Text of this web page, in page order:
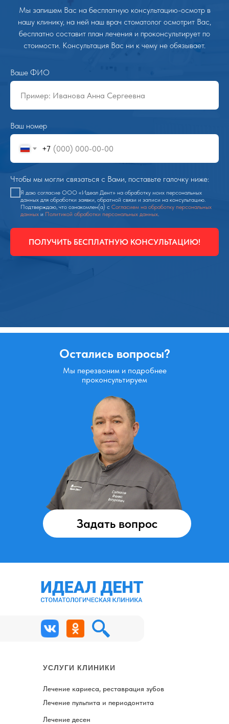
Мы запишем Вас на бесплатную консультацию-осмотр в
нашу клинику, на ней наш врач стоматолог осмотрит Вас,
бесплатно составит план лечения и проконсультирует по
стоимости. Консультация Вас ни к чему не обязывает.
Ваше ФИО
Ваш номер
+7
Чтобы мы могли связаться с Вами, поставьте галочку ниже:
Я даю согласие ООО «Идеал Дент» на обработку моих персональных
данных для обработки заявки, обратной связи и записи на консультацию.
Подтверждаю, что ознакомлен(а) с Согласием на обработку персональных
данных и Политикой обработки персональных данных
ПОЛУЧИТЬ БЕСПЛАТНУЮ КОНСУЛЬТАЦИЮ!
Остались вопросы?
Мы перезвоним и подробнее
проконсультируем
Задать вопрос
УСЛУГИ КЛИНИКИ
Лечение кариеса, реставрация зубов
Лечение десен
Лечение пульпита и периодонтита